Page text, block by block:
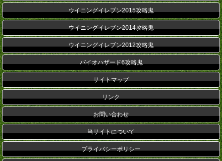
ウイニングイレブン2015攻略鬼
ウイニングイレブン2014攻略鬼
ウイニングイレブン2012攻略鬼
バイオハザード6攻略鬼
サイトマップ
リンク
お問い合わせ
当サイトについて
プライバシーポリシー